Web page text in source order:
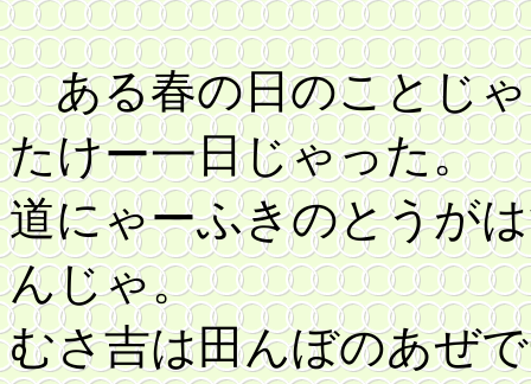
ある春の日のことじゃ
たけー一日じゃった。
道にゃーふきのとうが
んじゃ。
むさ吉は田んぼのあぜ